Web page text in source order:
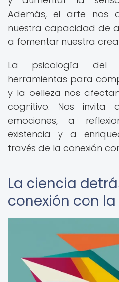
Además, el arte nos
nuestra capacidad de
a fomentar nuestra
La psicología del
herramientas para
y la belleza nos
cognitivo. Nos invita
emociones, a
existencia y a
través de la conexión
La ciencia
conexión con la